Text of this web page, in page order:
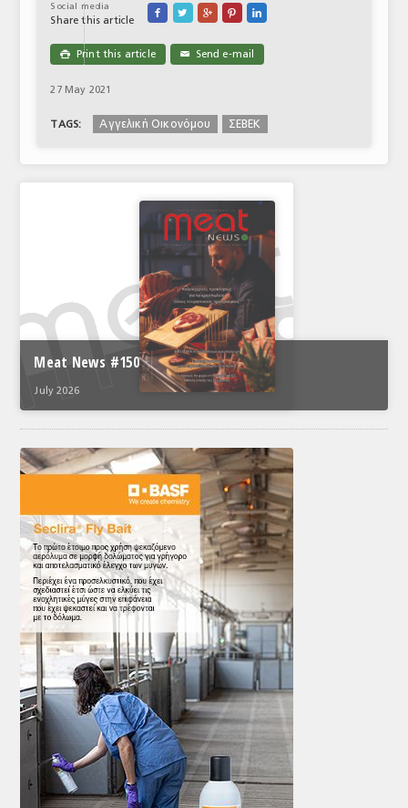
Social media
Share this article
    
 Print this article ✉ Send e-mail
27 May 2021
TAGS: Αγγελική Οικονόμου ΣΕΒΕΚ
Meat News #150
July 2026